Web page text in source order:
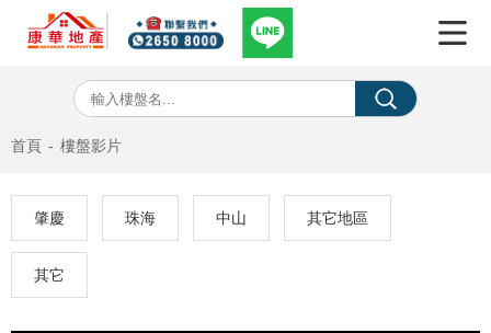
首頁 - 樓盤影片
肇慶 珠海 中山 其它地區
其它